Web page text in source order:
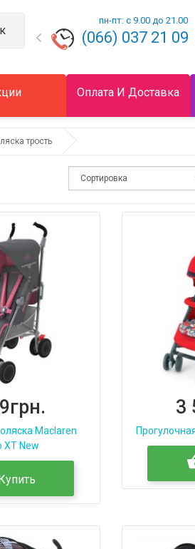
пн-пт: с 9.00 до 21.00
(066) 037 21 09
Оплата И Доставка
трость
Maclaren
XT New
3